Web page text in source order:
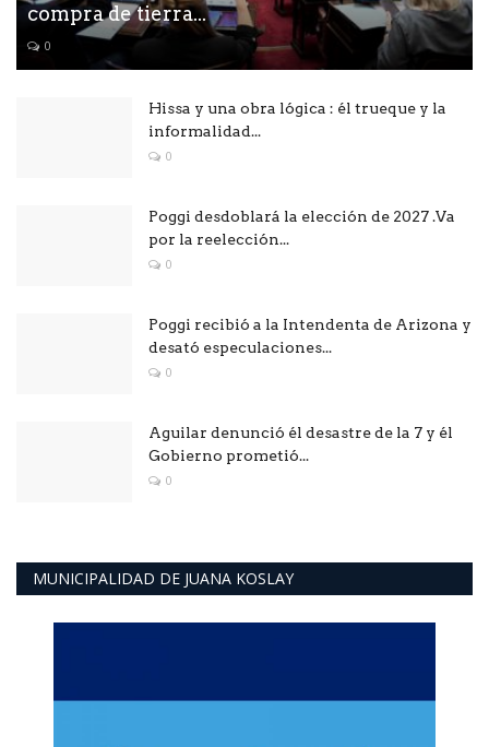
compra de tierra...
0
Hissa y una obra lógica : él trueque y la
informalidad...
0
Poggi desdoblará la elección de 2027 .Va
por la reelección...
0
Poggi recibió a la Intendenta de Arizona y
desató especulaciones...
0
Aguilar denunció él desastre de la 7 y él
Gobierno prometió...
0
MUNICIPALIDAD DE JUANA KOSLAY